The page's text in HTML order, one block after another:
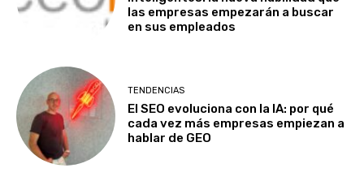
las empresas empezarán a buscar
en sus empleados
TENDENCIAS
El SEO evoluciona con la IA: por qué
cada vez más empresas empiezan a
hablar de GEO